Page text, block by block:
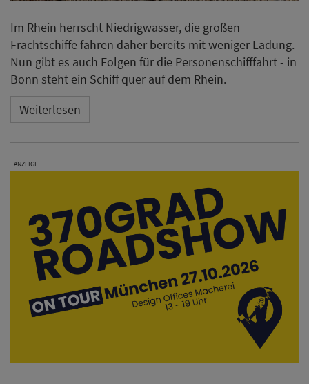
Im Rhein herrscht Niedrigwasser, die großen
Frachtschiffe fahren daher bereits mit weniger Ladung.
Nun gibt es auch Folgen für die Personenschifffahrt - in
Bonn steht ein Schiff quer auf dem Rhein.
Weiterlesen
ANZEIGE